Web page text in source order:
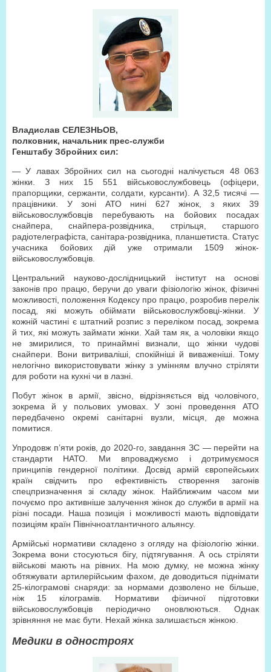
Владислав СЕЛЕЗНЬОВ,
полковник, начальник прес-служби
Генштабу Збройних сил:
— У лавах Збройних сил на сьогодні налічується 48 063
жінки. З них 15 551 військовослужбовець (офіцери,
прапорщики, сержанти, солдати, курсанти). А 32,5 тисячі —
працівники. У зоні АТО нині 627 жінок, з яких 39
військовослужбовців перебувають на бойових посадах
снайпера, снайпера-розвідника, стрільця, старшого
радіотелеграфіста, санітара-розвідника, планшетиста. Статус
учасника бойових дій уже отримали 1509 жінок-
військовослужбовців.
Центральний науково-дослідницький інститут на основі
законів про працю, беручи до уваги фізіологію жінок, фізичні
можливості, положення Кодексу про працю, розробив перелік
посад, які можуть обіймати військовослужбовці-жінки. У
кожній частині є штатний розпис з переліком посад, зокрема
й тих, які можуть займати жінки. Хай там як, а чоловіки якщо
не змирилися, то принаймні визнали, що жінки чудові
снайпери. Вони витриваліші, спокійніші й виваженіші. Тому
нелогічно використовувати жінку з умінням влучно стріляти
для роботи на кухні чи в лазні.
Побут жінок в армії, звісно, відрізняється від чоловічого,
зокрема й у польових умовах. У зоні проведення АТО
передбачено окремі санітарні вузли, місця, де можна
помитися.
Упродовж п’яти років, до 2020-го, завдання ЗС — перейти на
стандарти НАТО. Ми впроваджуємо і дотримуємося
принципів гендерної політики. Досвід армій європейських
країн свідчить про ефективність створення загонів
спецпризначення зі складу жінок. Найближчим часом ми
почуємо про активніше залучення жінок до служби в армії на
різні посади. Наша позиція і можливості мають відповідати
позиціям країн Північноатлантичного альянсу.
Армійські нормативи складено з огляду на фізіологію жінки.
Зокрема вони стосуються бігу, підтягування. А ось стріляти
військові мають на рівних. На мою думку, не можна жінку
обтяжувати артилерійським фахом, де доводиться піднімати
25-кілограмові снаряди: за нормами дозволено не більше,
ніж 15 кілограмів. Нормативи фізичної підготовки
військовослужбовців періодично оновлюються. Однак
зрівняння не має бути. Нехай жінка залишається жінкою.
Медики в одностроях